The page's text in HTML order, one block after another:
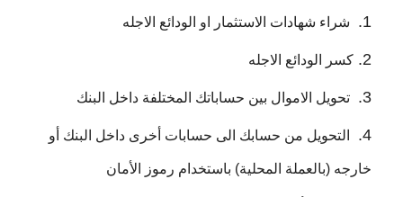
شراء شهادات الاستثمار او الودائع الاجله
كسر الودائع الاجله
تحويل الاموال بين حساباتك المختلفة داخل البنك
التحويل من حسابك الى حسابات أخرى داخل البنك أو
خارجه (بالعملة المحلية) باستخدام رموز الأمان